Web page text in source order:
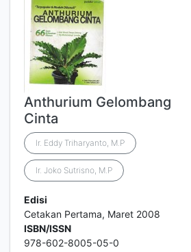
Anthurium Gelombang
Cinta
Ir. Eddy Triharyanto, M.P
Ir. Joko Sutrisno, M.P
Edisi
Cetakan Pertama, Maret 2008
ISBN/ISSN
978-602-8005-05-0